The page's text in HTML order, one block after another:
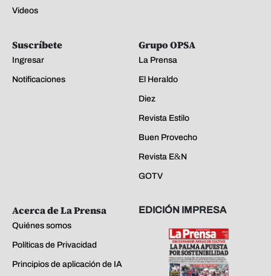
Videos
Suscríbete
Ingresar
Notificaciones
Grupo OPSA
La Prensa
El Heraldo
Diez
Revista Estilo
Buen Provecho
Revista E&N
GOTV
Acerca de La Prensa
Quiénes somos
Políticas de Privacidad
Principios de aplicación de IA
EDICIÓN IMPRESA